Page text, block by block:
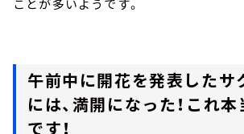
ことが多いようです。
午前中に開花を発表したサ
には、満開になった！これ
です！